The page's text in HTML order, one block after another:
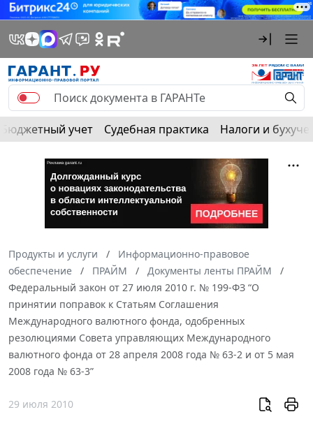
Бюджетный учет Судебная практика Налоги и
Продукты и услуги
Информационно-правовое
обеспечение
ПРАЙМ
Документы ленты ПРАЙМ
Федеральный закон от 27 июля 2010 г. № 199-ФЗ “О
принятии поправок к Статьям Соглашения
Международного валютного фонда, одобренных
резолюциями Совета управляющих Международного
валютного фонда от 28 апреля 2008 года № 63-2 и от 5 мая
2008 года № 63-3”
29 июля 2010